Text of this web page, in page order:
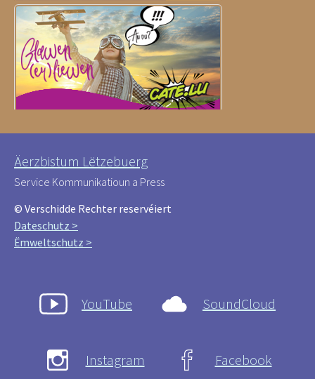
Äerzbistum Lëtzebuerg
Service Kommunikatioun a Press
© Verschidde Rechter reservéiert
Dateschutz >
Ëmweltschutz >
YouTube SoundCloud
Instagram Facebook